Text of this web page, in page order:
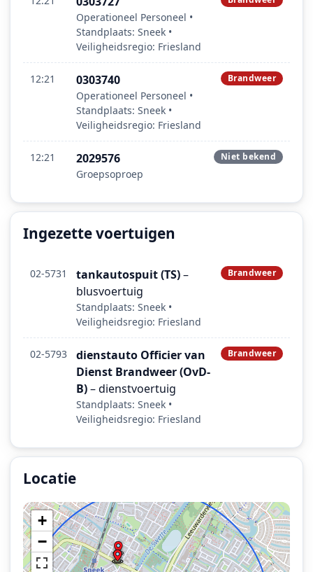
Operationeel Personeel •
Standplaats: Sneek •
Veiligheidsregio: Friesland
12:21 0303740
Operationeel Personeel •
Standplaats: Sneek •
Veiligheidsregio: Friesland
Brandweer
12:21 2029576
Groepsoproep
Niet bekend
Ingezette voertuigen
02-5731 tankautospuit (TS)–
blusvoertuig
Standplaats: Sneek •
Veiligheidsregio: Friesland
Brandweer
02-5793
dienstauto Officier van
Dienst Brandweer (OvD-
B)– dienstvoertuig
Standplaats: Sneek •
Veiligheidsregio: Friesland
Brandweer
Locatie
+
−
Locatie van het incident: Iepenlaan, Sneek.